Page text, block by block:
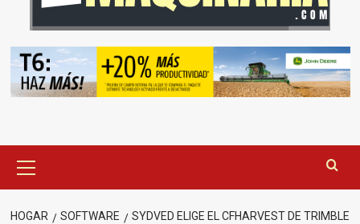
principal
HOGAR SOFTWARE
SYDVED ELIGE EL CFHARVEST DE TRIMBLE